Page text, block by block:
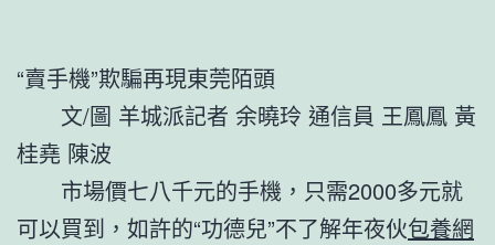
“賣手機”欺騙再現東莞陌頭
文/圖 羊城派記者 余曉玲 通信員 王鳳鳳 黃
桂堯 陳波
市場價七八千元的手機，只需2000多元就
可以買到，如許的“功德兒”不了解年夜伙包養網